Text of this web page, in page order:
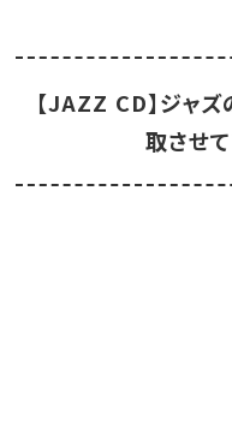
【JAZZ CD】ジャ
取させ